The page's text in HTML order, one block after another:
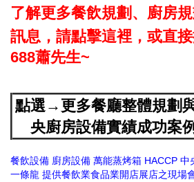
了解更多餐飲規劃、廚房
訊息，請點擊這裡，或直
688蕭先生~
點選→更多餐廳整體規劃
央廚房設備實績成功案例
餐飲設備 廚房設備 萬能蒸烤箱 HACCP 中
一條龍 提供餐飲業食品業開店展店之現場